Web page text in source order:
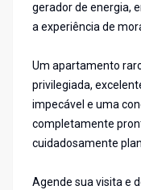
gerador de energia,
a experiência de
Um apartamento
privilegiada,
impecável e uma
completamente
cuidadosamente
Agende sua visita e